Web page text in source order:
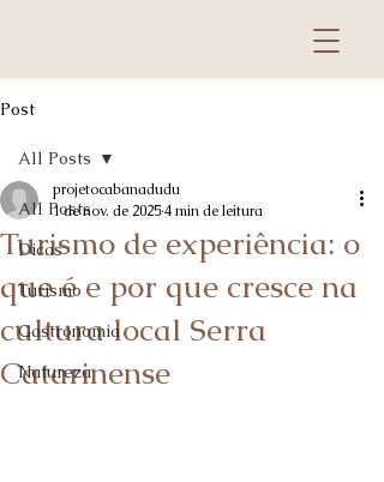
Post
All Posts
Dicas
Turismo
Gastronomia
Natureza
All Posts
Turismo de experiência: o
que é e por que cresce na
cultura local Serra
Catarinense
projetocabanadudu
1 de nov. de 20254 min de leitura